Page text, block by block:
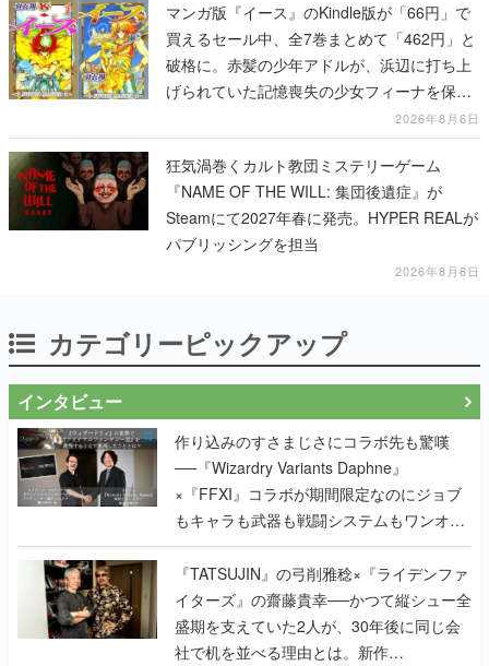
マンガ版『イース』のKindle版が「66円」で
買えるセール中、全7巻まとめて「462円」と
破格に。赤髪の少年アドルが、浜辺に打ち上
げられていた記憶喪失の少女フィーナを保護
2026年8月6日
狂気渦巻くカルト教団ミステリーゲーム
『NAME OF THE WILL: 集団後遺症』が
Steamにて2027年春に発売。HYPER REALが
パブリッシングを担当
2026年8月6日
カテゴリーピックアップ
インタビュー
作り込みのすさまじさにコラボ先も驚嘆
──『Wizardry Variants Daphne』
×『FFXI』コラボが期間限定なのにジョブ
もキャラも武器も戦闘システムもワンオフ
で作り込まれた理由を両ディレクターに聞
く
『TATSUJIN』の弓削雅稔×『ライデンファ
イターズ』の齋藤貴幸──かつて縦シュー全
盛期を支えていた2人が、30年後に同じ会
社で机を並べる理由とは。新作